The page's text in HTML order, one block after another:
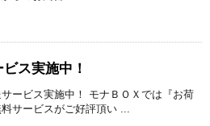
ス実施中！
ービス実施中！ モナＢＯＸでは『お荷
サービスがご好評頂い ...